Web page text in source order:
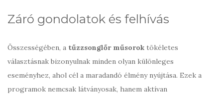
Záró gondolatok és felhívás
Összességében, a tűzzsonglőr műsorok tökéletes
választásnak bizonyulnak minden olyan különleges
eseményhez, ahol cél a maradandó élmény nyújtása. Ezek a
programok nemcsak látványosak, hanem aktívan